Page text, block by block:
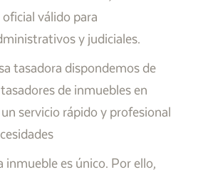
válido para
y judiciales.
tasadora dispondemos de
de inmuebles en
servicio rápido y profesional
inmueble es único. Por ello,